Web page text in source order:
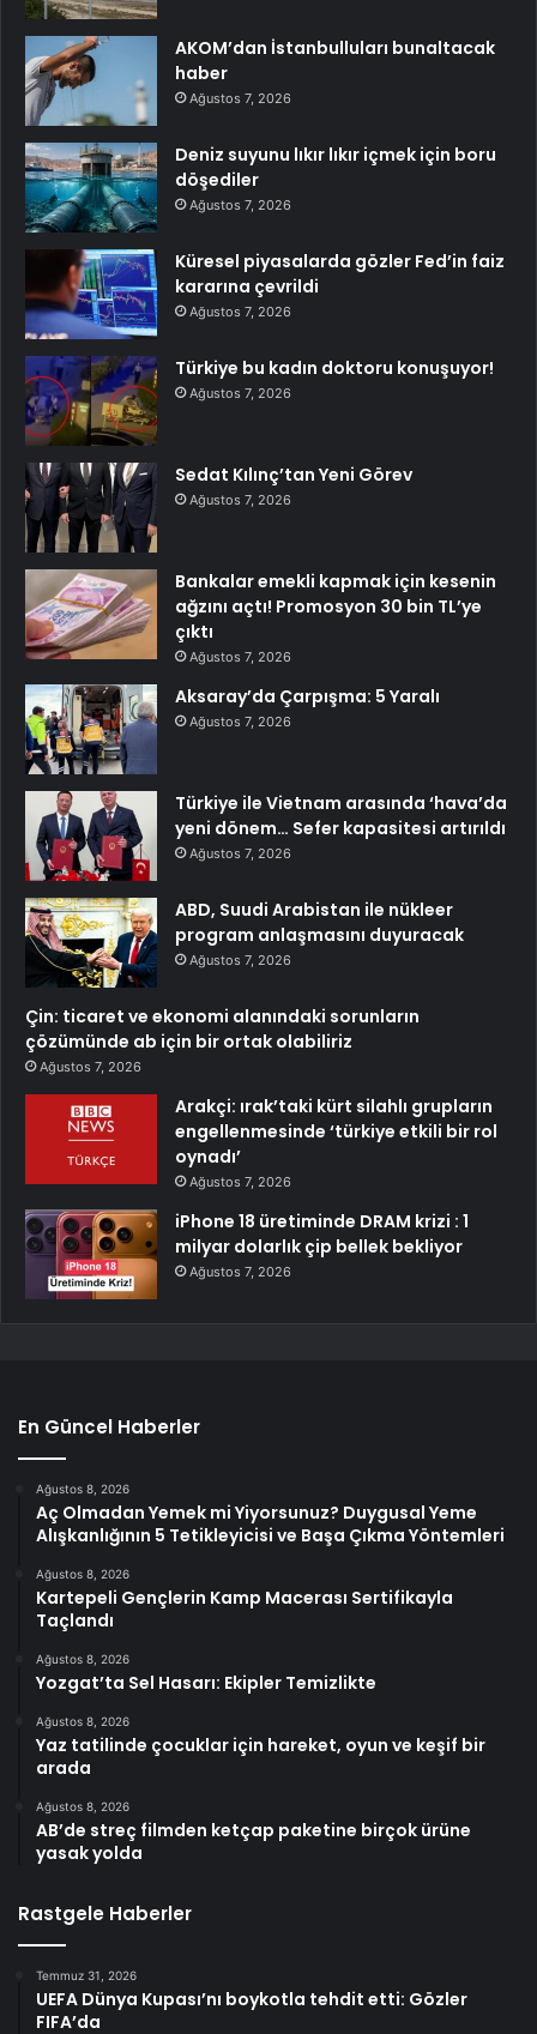
AKOM’dan İstanbulluları bunaltacak
haber
Ağustos 7, 2026
Deniz suyunu lıkır lıkır içmek için boru
döşediler
Ağustos 7, 2026
Küresel piyasalarda gözler Fed’in faiz
kararına çevrildi
Ağustos 7, 2026
Türkiye bu kadın doktoru konuşuyor!
Ağustos 7, 2026
Sedat Kılınç’tan Yeni Görev
Ağustos 7, 2026
Bankalar emekli kapmak için kesenin
ağzını açtı! Promosyon 30 bin TL’ye
çıktı
Ağustos 7, 2026
Aksaray’da Çarpışma: 5 Yaralı
Ağustos 7, 2026
Türkiye ile Vietnam arasında ‘hava’da
yeni dönem… Sefer kapasitesi artırıldı
Ağustos 7, 2026
ABD, Suudi Arabistan ile nükleer
program anlaşmasını duyuracak
Ağustos 7, 2026
Çin: ticaret ve ekonomi alanındaki sorunların
çözümünde ab için bir ortak olabiliriz
Ağustos 7, 2026
Arakçi: ırak’taki kürt silahlı grupların
engellenmesinde ‘türkiye etkili bir rol
oynadı’
Ağustos 7, 2026
iPhone 18 üretiminde DRAM krizi : 1
milyar dolarlık çip bellek bekliyor
Ağustos 7, 2026
En Güncel Haberler
Ağustos 8, 2026
Aç Olmadan Yemek mi Yiyorsunuz? Duygusal Yeme
Alışkanlığının 5 Tetikleyicisi ve Başa Çıkma Yöntemleri
Ağustos 8, 2026
Kartepeli Gençlerin Kamp Macerası Sertifikayla
Taçlandı
Ağustos 8, 2026
Yozgat’ta Sel Hasarı: Ekipler Temizlikte
Ağustos 8, 2026
Yaz tatilinde çocuklar için hareket, oyun ve keşif bir
arada
Ağustos 8, 2026
AB’de streç filmden ketçap paketine birçok ürüne
yasak yolda
Rastgele Haberler
Temmuz 31, 2026
UEFA Dünya Kupası’nı boykotla tehdit etti: Gözler
FIFA’da